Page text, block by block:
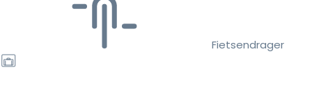
Fietsendrager